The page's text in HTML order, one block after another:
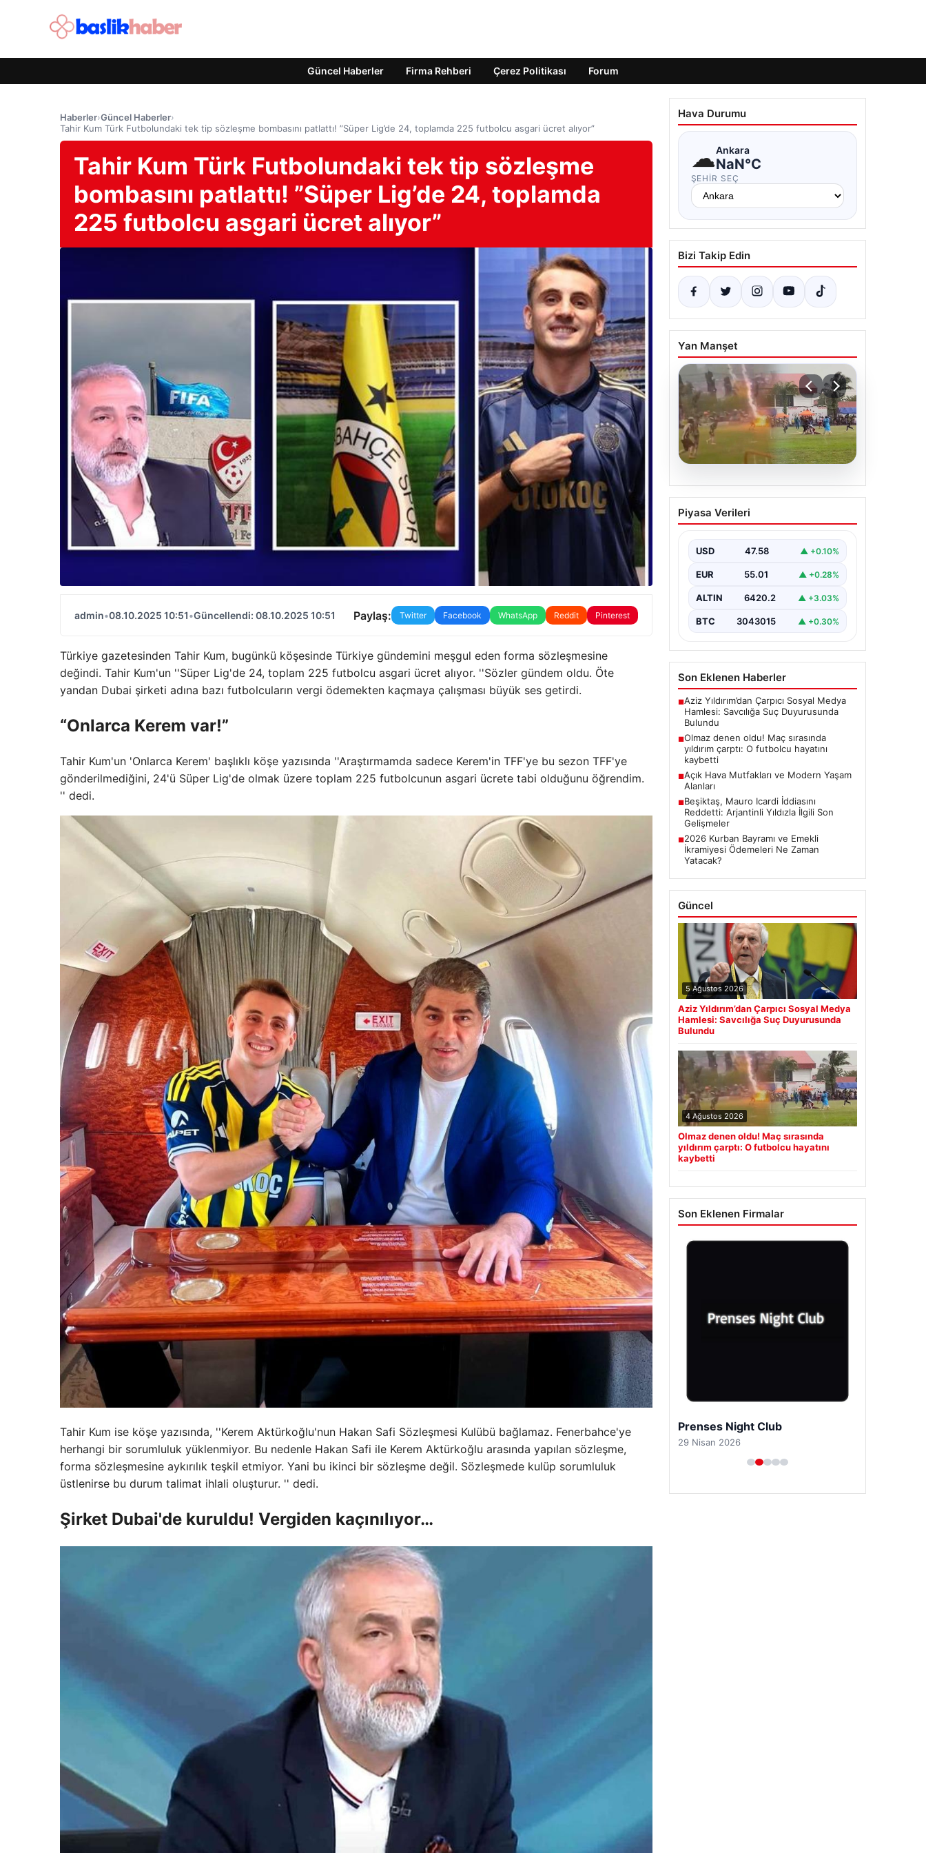
Güncel Haberler Firma Rehberi Çerez Politikası Forum
Haberler›Güncel Haberler›
Tahir Kum Türk Futbolundaki tek tip sözleşme bombasını patlattı! ”Süper Lig’de 24, toplamda 225 futbolcu asgari ücret alıyor”
Tahir Kum Türk Futbolundaki tek tip sözleşme
bombasını patlattı! ”Süper Lig’de 24, toplamda
225 futbolcu asgari ücret alıyor”
admin•08.10.2025 10:51•Güncellendi: 08.10.2025 10:51 Paylaş: Twitter Facebook WhatsApp Reddit Pinterest
Türkiye gazetesinden Tahir Kum, bugünkü köşesinde Türkiye gündemini meşgul eden forma sözleşmesine
değindi. Tahir Kum'un ''Süper Lig'de 24, toplam 225 futbolcu asgari ücret alıyor. ''Sözler gündem oldu. Öte
yandan Dubai şirketi adına bazı futbolcuların vergi ödemekten kaçmaya çalışması büyük ses getirdi.
“Onlarca Kerem var!”
Tahir Kum'un 'Onlarca Kerem' başlıklı köşe yazısında ''Araştırmamda sadece Kerem'in TFF'ye bu sezon TFF'ye
gönderilmediğini, 24'ü Süper Lig'de olmak üzere toplam 225 futbolcunun asgari ücrete tabi olduğunu öğrendim.
'' dedi.
Tahir Kum ise köşe yazısında, ''Kerem Aktürkoğlu'nun Hakan Safi Sözleşmesi Kulübü bağlamaz. Fenerbahce'ye
herhangi bir sorumluluk yüklenmiyor. Bu nedenle Hakan Safi ile Kerem Aktürkoğlu arasında yapılan sözleşme,
forma sözleşmesine aykırılık teşkil etmiyor. Yani bu ikinci bir sözleşme değil. Sözleşmede kulüp sorumluluk
üstlenirse bu durum talimat ihlali oluşturur. '' dedi.
Şirket Dubai'de kuruldu! Vergiden kaçınılıyor…
Hava Durumu
☁Ankara
NaN°C
ŞEHIR SEÇ
Bizi Takip Edin
Yan Manşet
Açık Hava Mutfakları ve
Baştan başa lüks villalarda
bulunan ev…
USD 47.58
EUR 55.01 ▲ +0.28%
ALTIN 6420.2
BTC 3043015 ▲ +0.30%
Son Eklenen Haberler
Aziz Yıldırım’dan Çarpıcı Sosyal Medya
Hamlesi: Savcılığa Suç Duyurusunda
Bulundu
Olmaz denen oldu! Maç sırasında
kaybetti
Alanları
■Beşiktaş, Mauro Icardi İddiasını
Reddetti: Arjantinli Yıldızla İlgili Son
Gelişmeler
2026 Kurban Bayramı ve Emekli
İkramiyesi Ödemeleri Ne Zaman
Yatacak?
Güncel
5 Ağustos 2026
Aziz Yıldırım’dan Çarpıcı Sosyal Medya
Hamlesi: Savcılığa Suç Duyurusunda
Bulundu
4 Ağustos 2026